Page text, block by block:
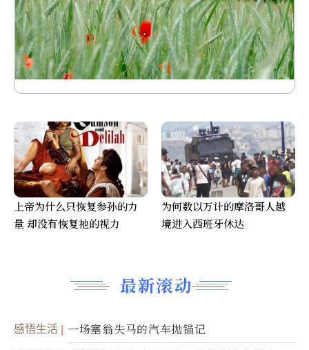
最新滚动
感悟生活 一场塞翁失马的汽车抛锚记
上帝为什么只恢复参孙的力
量 却没有恢复祂的视力
为何数以万计的摩洛哥人越
境进入西班牙休达